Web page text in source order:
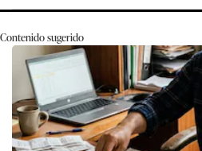
Contenido sugerido